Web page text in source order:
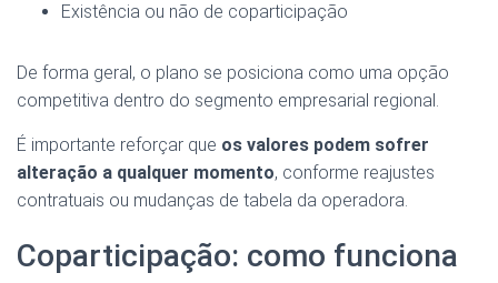
Existência ou não de coparticipação
De forma geral, o plano se posiciona como uma opção
competitiva dentro do segmento empresarial regional.
É importante reforçar que os valores podem sofrer
alteração a qualquer momento, conforme reajustes
contratuais ou mudanças de tabela da operadora.
Coparticipação: como funciona